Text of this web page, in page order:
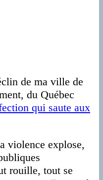
de ma ville de
du Québec
qui saute aux
violence explose,
rouille, tout se